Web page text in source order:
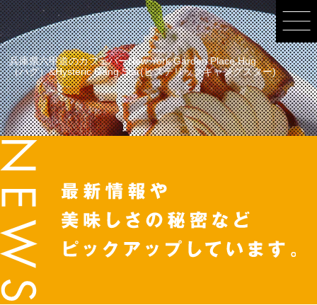
兵庫県六甲道のカフェバーNew York Garden Place Hug
（ハグ）&Hysteric Gang Star(ヒステリックギャングスター)